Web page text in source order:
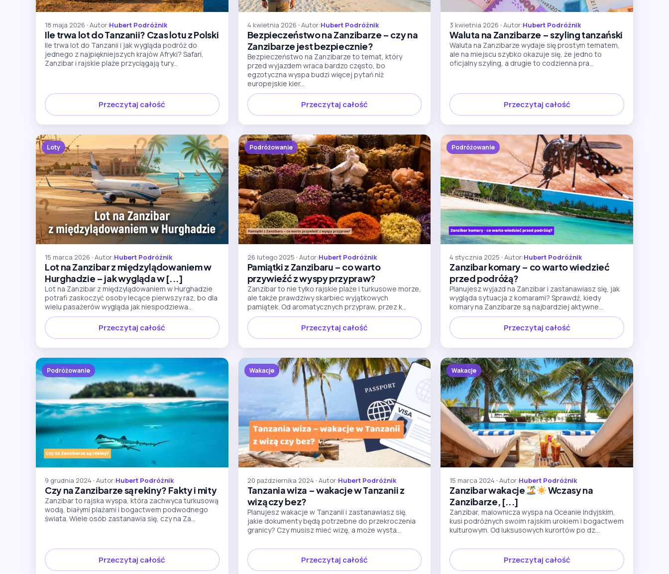
18 maja 2026 •Autor:Hubert Podróżnik
Ile trwa lot do Tanzanii? Czas lotu z Polski
Ile trwa lot do Tanzanii i jak wygląda podróż do
jednego z najpiękniejszych krajów Afryki? Safari,
Zanzibar i rajskie plaże przyciągają tury...
Przeczytaj całość
4 kwietnia 2026 •Autor:Hubert Podróżnik
Bezpieczeństwo na Zanzibarze – czy na
Zanzibarze jest bezpiecznie?
Bezpieczeństwo na Zanzibarze to temat, który
przed wyjazdem wraca bardzo często, bo
egzotyczna wyspa budzi więcej pytań niż
europejskie kier...
Przeczytaj całość
3 kwietnia 2026 •Autor:Hubert Podróżnik
Waluta na Zanzibarze – szyling tanzański
Waluta na Zanzibarze wydaje się prostym tematem,
ale na miejscu szybko okazuje się, że jedno to
oficjalny szyling, a drugie to codzienna pra...
Przeczytaj całość
Loty
15 marca 2026 •Autor:Hubert Podróżnik
Lot na Zanzibar z międzylądowaniem w
Hurghadzie – jak wygląda w [...]
Lot na Zanzibar z międzylądowaniem w Hurghadzie
potrafi zaskoczyć osoby lecące pierwszy raz, bo dla
wielu pasażerów wygląda jak niespodziewa...
Przeczytaj całość
Podróżowanie
26 lutego 2025 •Autor:Hubert Podróżnik
Pamiątki z Zanzibaru – co warto
przywieźć z wyspy przypraw?
Zanzibar to nie tylko rajskie plaże i turkusowe morze,
ale także prawdziwy skarbiec wyjątkowych
pamiątek. Od aromatycznych przypraw, przez k...
Przeczytaj całość
Podróżowanie
4 stycznia 2025 •Autor:Hubert Podróżnik
Zanzibar komary – co warto wiedzieć
przed podróżą?
Planujesz wyjazd na Zanzibar i zastanawiasz się, jak
wygląda sytuacja z komarami? Sprawdź, kiedy
komary na Zanzibarze są najbardziej aktywne...
Przeczytaj całość
Podróżowanie
9 grudnia 2024 •Autor:Hubert Podróżnik
Czy na Zanzibarze są rekiny? Fakty i mity
Zanzibar to rajska wyspa, która zachwyca turkusową
wodą, białymi plażami i bogactwem podwodnego
świata. Wiele osób zastanawia się, czy na Za...
Przeczytaj całość
Wakacje
20 października 2024 •Autor:Hubert Podróżnik
Tanzania wiza – wakacje w Tanzanii z
wizą czy bez?
Planujesz wakacje w Tanzanii i zastanawiasz się,
jakie dokumenty będą potrzebne do przekroczenia
granicy? Czy musisz mieć wizę, a może wysta...
Przeczytaj całość
Wakacje
15 marca 2024 •Autor:Hubert Podróżnik
Zanzibar wakacje
Wczasy na
Zanzibarze, [...]
Zanzibar, malownicza wyspa na Oceanie Indyjskim,
kusi podróżnych swoim rajskim urokiem i bogactwem
kulturowym. Od luksusowych kurortów po dz...
Przeczytaj całość